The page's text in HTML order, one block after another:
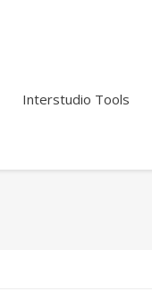
Interstudio Tools